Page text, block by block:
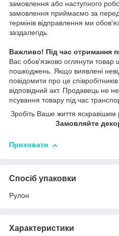
замовлення або наступного
замовлення приймаємо за
термінів відправлення ми
заздалегідь.
Важливо! Під час отримання
Вас обов'язково оглянути товар
пошкоджень. Якщо виявлені
повідомити про це
відповідний акт. Продавець не
псування товару під час
Зробіть Ваше життя
Замовляйте
Приховати
Спосіб упаковки
Рулон
Характеристики